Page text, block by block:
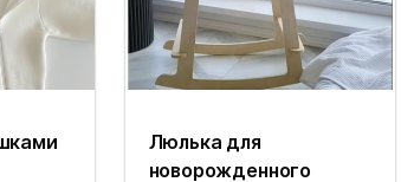
Люлька для
новорожденного